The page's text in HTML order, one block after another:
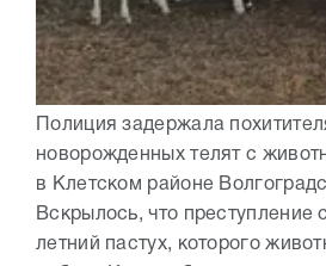
Полиция задержала
новорожденных телят с
в Клетском районе
Вскрылось, что преступление
летний пастух, которого